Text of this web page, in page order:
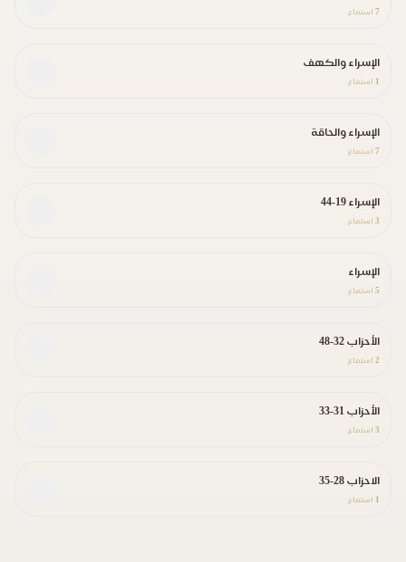
7 استماع
الإسراء والكهف
1 استماع
الإسراء والحاقة
7 استماع
الإسراء 19-44
3 استماع
الإسراء
5 استماع
الأحزاب 32-48
2 استماع
الأحزاب 31-33
3 استماع
الاحزاب 28-35
1 استماع